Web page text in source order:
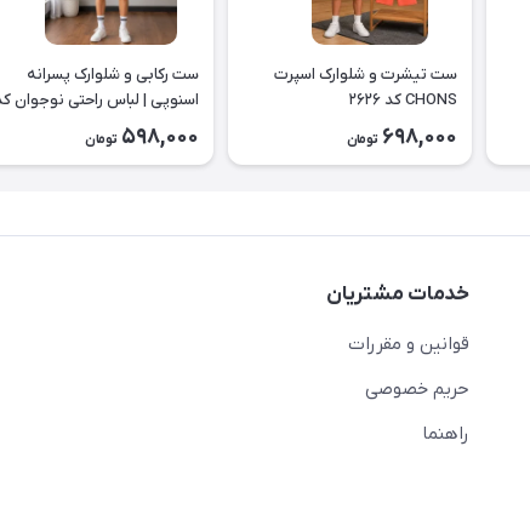
ست تیشرت و شلوارک اسپرت
CHONS کد ۲۶۲۶
698,000 تومان
ست رکابی و شلوارک پسرانه
اسنوپی | لباس راحتی نوجوان
598,000 تومان
خدمات مشتریان
قوانین و مقررات
حریم خصوصی
راهنما